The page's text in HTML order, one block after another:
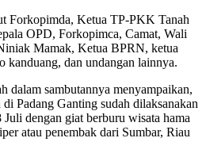
Forkopimda, Ketua TP-PKK Tanah
OPD, Forkopimca, Camat, Wali
Mamak, Ketua BPRN, ketua
dan undangan lainnya.
dalam sambutannya menyampaikan,
Padang Ganting sudah dilaksanakan
dengan giat berburu wisata hama
atau penembak dari Sumbar, Riau